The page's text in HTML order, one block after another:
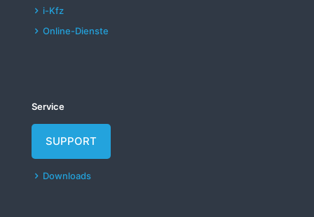
i-Kfz
Online-Dienste
Service
SUPPORT
Downloads